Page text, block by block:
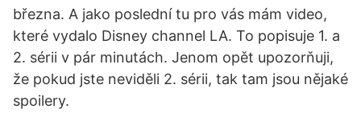
března. A jako poslední tu pro vás mám video,
které vydalo Disney channel LA. To popisuje 1. a
2. sérii v pár minutách. Jenom opět upozorňuji,
že pokud jste neviděli 2. sérii, tak tam jsou nějaké
spoilery.